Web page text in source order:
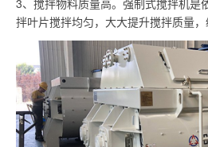
拌叶片搅拌均匀，大大提升搅拌质量，